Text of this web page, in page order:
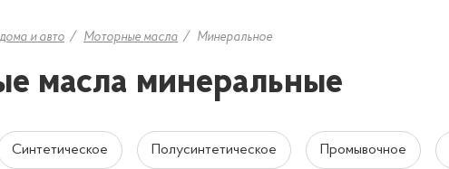
и авто Моторные масла Минеральное
масла минеральные
Синтетическое Полусинтетическое Промывочное